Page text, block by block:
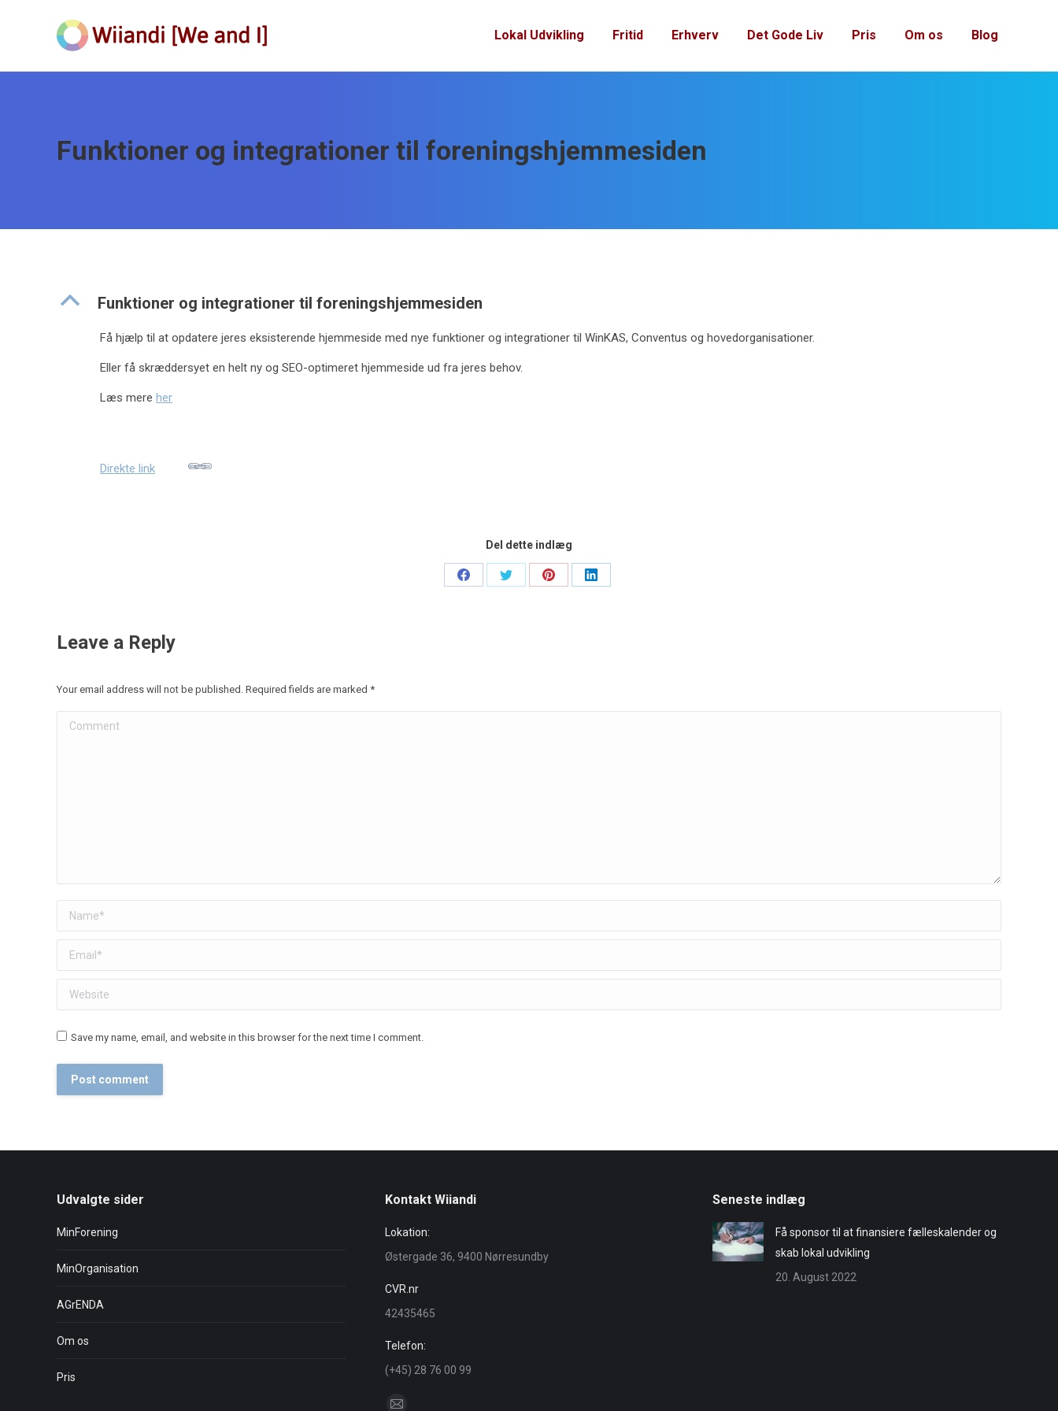
Lokal Udvikling Fritid Erhverv Det Gode Liv Pris Om os Blog
Funktioner og integrationer til foreningshjemmesiden
B Funktioner og integrationer til foreningshjemmesiden
Få hjælp til at opdatere jeres eksisterende hjemmeside med nye funktioner og integrationer til WinKAS, Conventus og hovedorganisationer.
Eller få skræddersyet en helt ny og SEO-optimeret hjemmeside ud fra jeres behov.
Læs mere her
Direkte link
Del dette indlæg
Share
Share
Share
Share
Leave a Reply
Your email address will not be published. Required fields are marked *
Comment
Name *
Email *
Website
Save my name, email, and website in this browser for the next time I comment.
Post comment
Udvalgte sider
MinForening
MinOrganisation
AGrENDA
Om os
Pris
Kontakt Wiiandi
Lokation:
Østergade 36, 9400 Nørresundby
CVR.nr
42435465
Telefon:
(+45) 28 76 00 99
Find us on:
Seneste indlæg
Få sponsor til at finansiere fælleskalender og
skab lokal udvikling
20. August 2022